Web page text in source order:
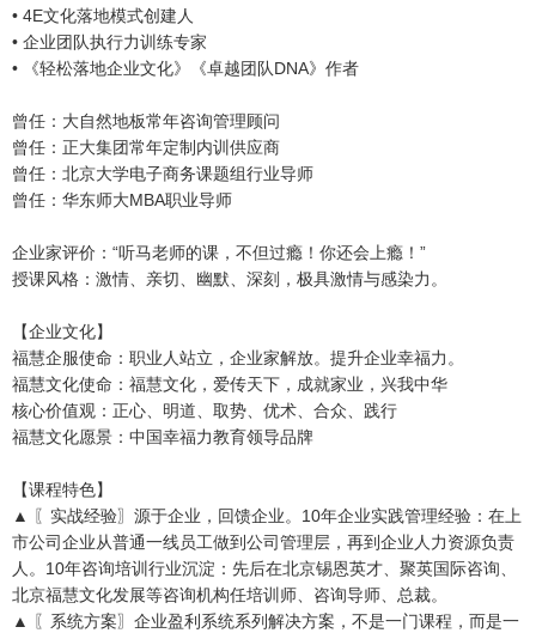
• 4E文化落地模式创建人
• 企业团队执行力训练专家
• 《轻松落地企业文化》《卓越团队DNA》作者
曾任：大自然地板常年咨询管理顾问
曾任：正大集团常年定制内训供应商
曾任：北京大学电子商务课题组行业导师
曾任：华东师大MBA职业导师
企业家评价：“听马老师的课，不但过瘾！你还会上瘾！”
授课风格：激情、亲切、幽默、深刻，极具激情与感染力。
【企业文化】
福慧企服使命：职业人站立，企业家解放。提升企业幸福力。
福慧文化使命：福慧文化，爱传天下，成就家业，兴我中华
核心价值观：正心、明道、取势、优术、合众、践行
福慧文化愿景：中国幸福力教育领导品牌
【课程特色】
▲ 〖实战经验〗源于企业，回馈企业。10年企业实践管理经验：在上
市公司企业从普通一线员工做到公司管理层，再到企业人力资源负责
人。10年咨询培训行业沉淀：先后在北京锡恩英才、聚英国际咨询、
北京福慧文化发展等咨询机构任培训师、咨询导师、总裁。
▲ 〖系统方案〗企业盈利系统系列解决方案，不是一门课程，而是一